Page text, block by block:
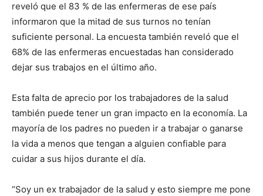
reveló que el 83 % de las enfermeras de ese país
informaron que la mitad de sus turnos no tenían
suficiente personal. La encuesta también reveló que el
68% de las enfermeras encuestadas han considerado
dejar sus trabajos en el último año.
Esta falta de aprecio por los trabajadores de la salud
también puede tener un gran impacto en la economía. La
mayoría de los padres no pueden ir a trabajar o ganarse
la vida a menos que tengan a alguien confiable para
cuidar a sus hijos durante el día.
“Soy un ex trabajador de la salud y esto siempre me pone